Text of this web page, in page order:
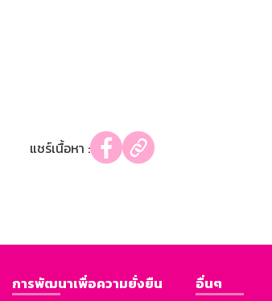
แชร์เนื้อหา :
การพัฒนาเพื่อความยั่งยืน
อื่นๆ